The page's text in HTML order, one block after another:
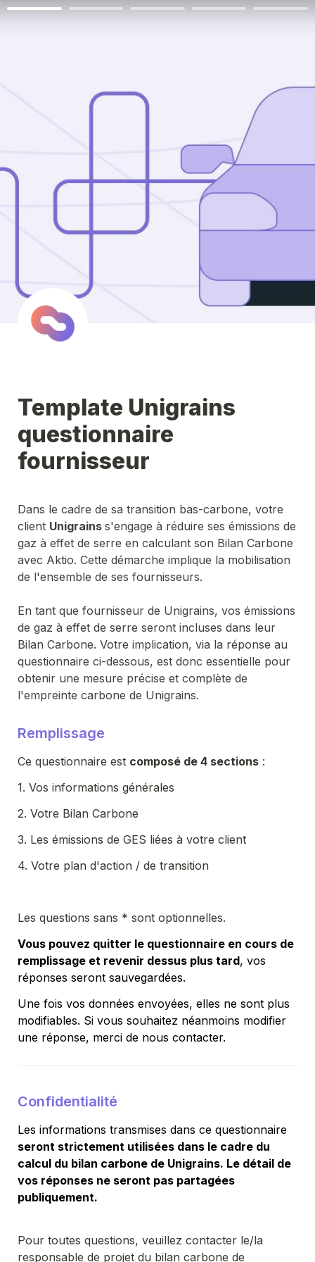
Template Unigrains
questionnaire
fournisseur
Dans le cadre de sa transition bas-carbone, votre
client Unigrains s'engage à réduire ses émissions de
gaz à effet de serre en calculant son Bilan Carbone
avec Aktio. Cette démarche implique la mobilisation
de l'ensemble de ses fournisseurs.
En tant que fournisseur de Unigrains, vos émissions
de gaz à effet de serre seront incluses dans leur
Bilan Carbone. Votre implication, via la réponse au
questionnaire ci-dessous, est donc essentielle pour
obtenir une mesure précise et complète de
l'empreinte carbone de Unigrains.
Remplissage
Ce questionnaire est composé de 4 sections :
1. Vos informations générales
2. Votre Bilan Carbone
3. Les émissions de GES liées à votre client
4. Votre plan d'action / de transition
Les questions sans * sont optionnelles.
Vous pouvez quitter le questionnaire en cours de
remplissage et revenir dessus plus tard, vos
réponses seront sauvegardées.
Une fois vos données envoyées, elles ne sont plus
modifiables. Si vous souhaitez néanmoins modifier
une réponse, merci de nous contacter.
Confidentialité
seront strictement utilisées dans le cadre du
calcul du bilan carbone de Unigrains. Le détail de
publiquement.
Pour toutes questions, veuillez contacter le/la